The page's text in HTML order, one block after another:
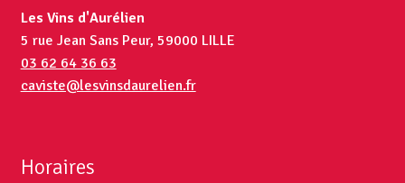
Les Vins d'Aurélien
5 rue Jean Sans Peur, 59000 LILLE
03 62 64 36 63
caviste@lesvinsdaurelien.fr
Horaires